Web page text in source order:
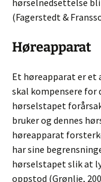
hørselnedsettelse
(Fagerstedt &
Høreapparat
Et høreapparat er et
skal kompensere for
hørselstapet
bruker og dennes
høreapparat
har sine
hørselstapet slik at
oppstod (Grønlie,